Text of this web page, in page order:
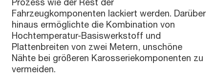
Fahrzeugkomponenten lackiert werden. Darüber
hinaus ermöglichte die Kombination von
Hochtemperatur-Basiswerkstoff und
Plattenbreiten von zwei Metern, unschöne
Nähte bei größeren Karosseriekomponenten zu
vermeiden.